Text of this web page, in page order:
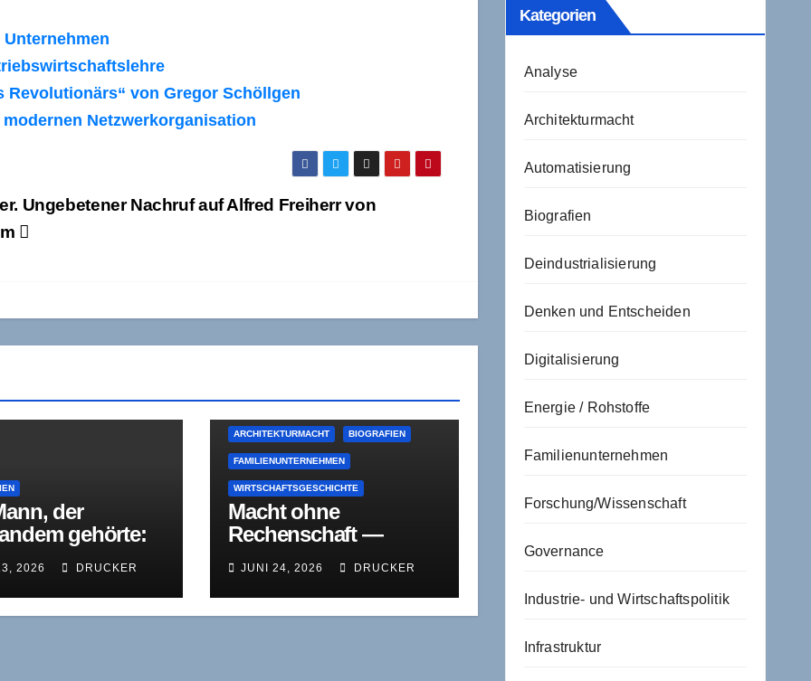
Revolutionärs“ von Gregor Schöllgen
Netzwerkorganisation
Ungebetener Nachruf auf Alfred Freiherr von
der
gehörte:
der stillen
2026 DRUCKER
ARCHITEKTURMACHT BIOGRAFIEN
FAMILIENUNTERNEHMEN
WIRTSCHAFTSGESCHICHTE
Macht ohne
Rechenschaft —
das Ende der
klassischen
JUNI 24, 2026 DRUCKER
Kategorien
Analyse
Architekturmacht
Automatisierung
Biografien
Deindustrialisierung
Denken und Entscheiden
Digitalisierung
Energie / Rohstoffe
Familienunternehmen
Forschung/Wissenschaft
Governance
Industrie- und Wirtschaftspolitik
Infrastruktur